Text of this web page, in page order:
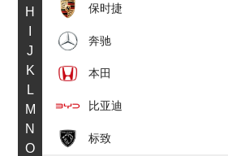
H
J
K
L
M
N
O
保时捷
奔驰
本田
比亚迪
标致